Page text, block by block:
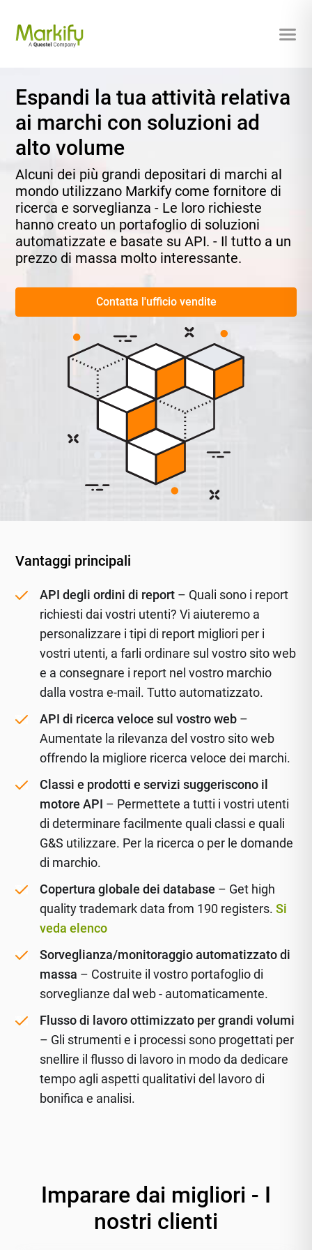
Espandi la tua attività relativa
ai marchi con soluzioni ad
alto volume
Alcuni dei più grandi depositari di marchi al
mondo utilizzano Markify come fornitore di
ricerca e sorveglianza - Le loro richieste
hanno creato un portafoglio di soluzioni
automatizzate e basate su API. - Il tutto a un
prezzo di massa molto interessante.
Contatta l'ufficio vendite
Vantaggi principali
API degli ordini di report – Quali sono i report
richiesti dai vostri utenti? Vi aiuteremo a
personalizzare i tipi di report migliori per i
vostri utenti, a farli ordinare sul vostro sito web
e a consegnare i report nel vostro marchio
dalla vostra e-mail. Tutto automatizzato.
API di ricerca veloce sul vostro web –
Aumentate la rilevanza del vostro sito web
offrendo la migliore ricerca veloce dei marchi.
Classi e prodotti e servizi suggeriscono il
motore API – Permettete a tutti i vostri utenti
di determinare facilmente quali classi e quali
G&S utilizzare. Per la ricerca o per le domande
di marchio.
Copertura globale dei database – Get high
quality trademark data from 190 registers.Si
veda elenco
Sorveglianza/monitoraggio automatizzato di
massa – Costruite il vostro portafoglio di
sorveglianze dal web - automaticamente.
Flusso di lavoro ottimizzato per grandi volumi
– Gli strumenti e i processi sono progettati per
snellire il flusso di lavoro in modo da dedicare
tempo agli aspetti qualitativi del lavoro di
bonifica e analisi.
Imparare dai migliori - I
nostri clienti